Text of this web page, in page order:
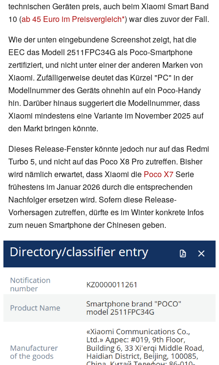
technischen Geräten preis, auch beim Xiaomi Smart Band
10 (ab 45 Euro im Preisvergleich ) war dies zuvor der Fall.
Wie der unten eingebundene Screenshot zeigt, hat die
EEC das Modell 2511FPC34G als Poco-Smartphone
zertifiziert, und nicht unter einer der anderen Marken von
Xiaomi. Zufälligerweise deutet das Kürzel "PC" in der
Modellnummer des Geräts ohnehin auf ein Poco-Handy
hin. Darüber hinaus suggeriert die Modellnummer, dass
Xiaomi mindestens eine Variante im November 2025 auf
den Markt bringen könnte.
Dieses Release-Fenster könnte jedoch nur auf das Redmi
Turbo 5, und nicht auf das Poco X8 Pro zutreffen. Bisher
wird nämlich erwartet, dass Xiaomi die Poco X7Serie
frühestens im Januar 2026 durch die entsprechenden
Nachfolger ersetzen wird. Sofern diese Release-
Vorhersagen zutreffen, dürfte es im Winter konkrete Infos
zum neuen Smartphone der Chinesen geben.